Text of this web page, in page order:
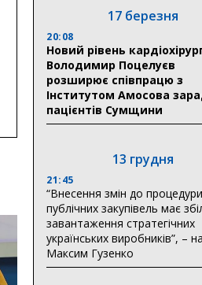
17 березня
20:08
Новий рівень
Володимир Поцелуєв
розширює співпрацю з
Інститутом Амосова
пацієнтів Сумщини
13 грудня
21:45
“Внесення змін до процедури
публічних закупівель має
завантаження стратегічних
українських виробників”, –
Максим Гузенко